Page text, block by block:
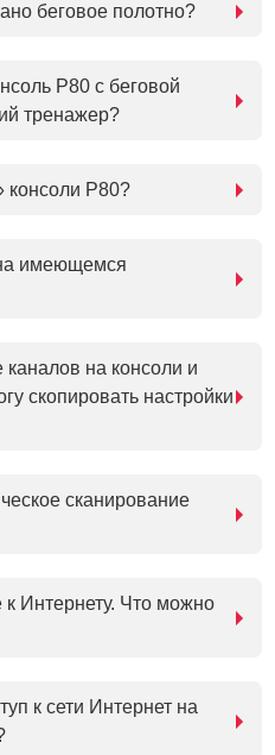
беговое полотно?
P80 с беговой
тренажер?
консоли P80?
имеющемся
на консоли и
скопировать настройки
сканирование
к Интернету. Что можно
к сети Интернет на